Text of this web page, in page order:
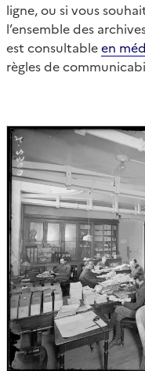
ligne, ou si vous
l’ensemble des
est consultableen
règles de